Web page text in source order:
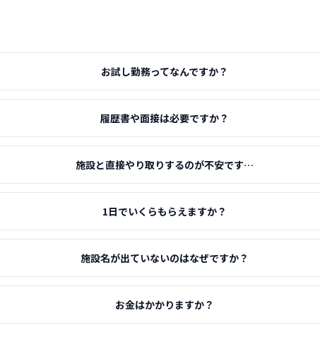
お試し勤務ってなんですか？
履歴書や面接は必要ですか？
施設と直接やり取りするのが不安です…
1日でいくらもらえますか？
施設名が出ていないのはなぜですか？
お金はかかりますか？